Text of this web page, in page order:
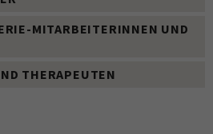
MITARBEITERINNEN UND
THERAPEUTEN